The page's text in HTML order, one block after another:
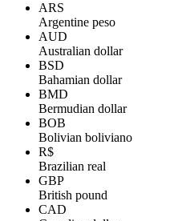
ARS
Argentine peso
AUD
Australian dollar
BSD
Bahamian dollar
BMD
Bermudian dollar
BOB
Bolivian boliviano
R$
Brazilian real
GBP
British pound
CAD